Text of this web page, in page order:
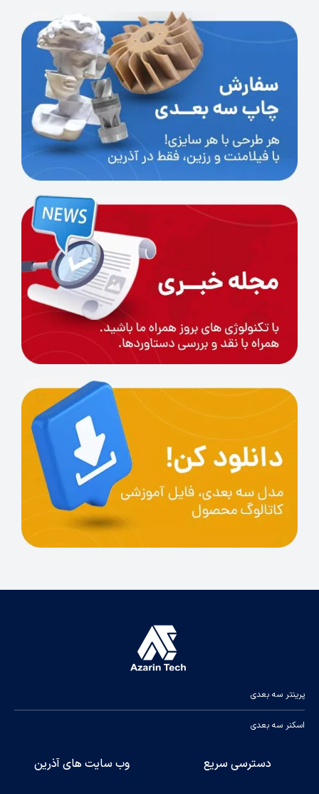
پرینتر سه بعدی
اسکنر سه بعدی
دسترسی سریع وب سایت های آذرین